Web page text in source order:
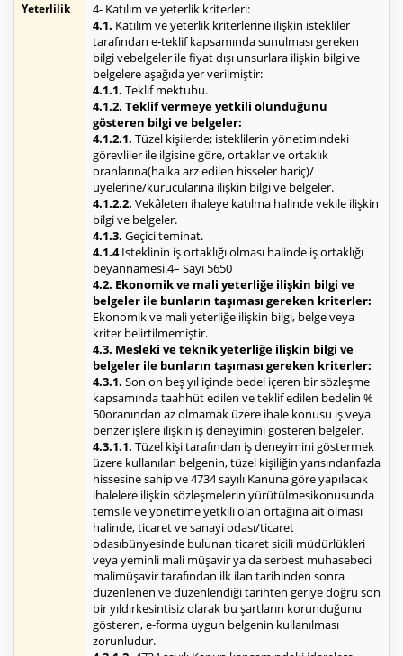
Yeterlilik
4- Katılım ve yeterlik kriterleri:
4.1. Katılım ve yeterlik kriterlerine ilişkin istekliler
tarafından e-teklif kapsamında sunulması gereken
bilgi vebelgeler ile fiyat dışı unsurlara ilişkin bilgi ve
belgelere aşağıda yer verilmiştir:
4.1.1. Teklif mektubu.
4.1.2. Teklif vermeye yetkili olunduğunu
gösteren bilgi ve belgeler:
4.1.2.1. Tüzel kişilerde; isteklilerin yönetimindeki
görevliler ile ilgisine göre, ortaklar ve ortaklık
oranlarına(halka arz edilen hisseler hariç)/
üyelerine/kurucularına ilişkin bilgi ve belgeler.
4.1.2.2. Vekâleten ihaleye katılma halinde vekile ilişkin
bilgi ve belgeler.
4.1.3. Geçici teminat.
4.1.4İsteklinin iş ortaklığı olması halinde iş ortaklığı
beyannamesi.4– Sayı 5650
4.2. Ekonomik ve mali yeterliğe ilişkin bilgi ve
belgeler ile bunların taşıması gereken kriterler:
Ekonomik ve mali yeterliğe ilişkin bilgi, belge veya
kriter belirtilmemiştir.
4.3. Mesleki ve teknik yeterliğe ilişkin bilgi ve
belgeler ile bunların taşıması gereken kriterler:
4.3.1. Son on beş yıl içinde bedel içeren bir sözleşme
kapsamında taahhüt edilen ve teklif edilen bedelin %
50oranından az olmamak üzere ihale konusu iş veya
benzer işlere ilişkin iş deneyimini gösteren belgeler.
4.3.1.1. Tüzel kişi tarafından iş deneyimini göstermek
üzere kullanılan belgenin, tüzel kişiliğin yarısındanfazla
hissesine sahip ve 4734 sayılı Kanuna göre yapılacak
ihalelere ilişkin sözleşmelerin yürütülmesikonusunda
temsile ve yönetime yetkili olan ortağına ait olması
halinde, ticaret ve sanayi odası/ticaret
odasıbünyesinde bulunan ticaret sicili müdürlükleri
veya yeminli mali müşavir ya da serbest muhasebeci
malimüşavir tarafından ilk ilan tarihinden sonra
düzenlenen ve düzenlendiği tarihten geriye doğru son
bir yıldırkesintisiz olarak bu şartların korunduğunu
gösteren, e-forma uygun belgenin kullanılması
zorunludur.